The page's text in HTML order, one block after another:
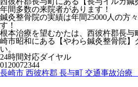
年間多数の来院者があります！
鍼灸整骨院の実績は年間25000人の方
す！
根本治療を望むかたは、西彼杵郡長与
崎市昭和にある【やわら鍼灸整骨院】
い。
24時間対応ダイヤル
0120072344
長崎市 西彼杵郡 長与町 交通事故治療